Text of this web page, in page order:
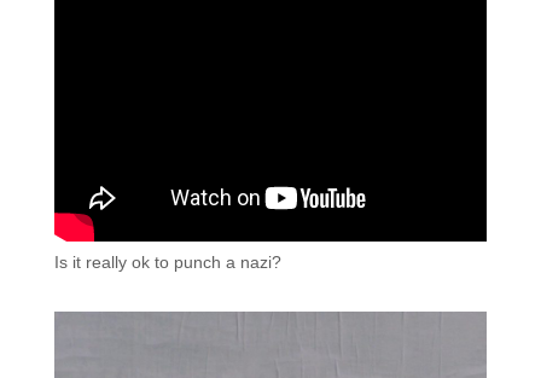
Is it really ok to punch a nazi?